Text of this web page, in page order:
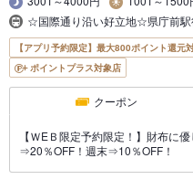
☆国際通り沿い好立地☆県庁前
【アプリ予約限定】最大800ポイント還元
ポイントプラス対象店
クーポン
【ＷEＢ限定予約限定！】財布に
⇒20％OFF！週末⇒10％OFF！